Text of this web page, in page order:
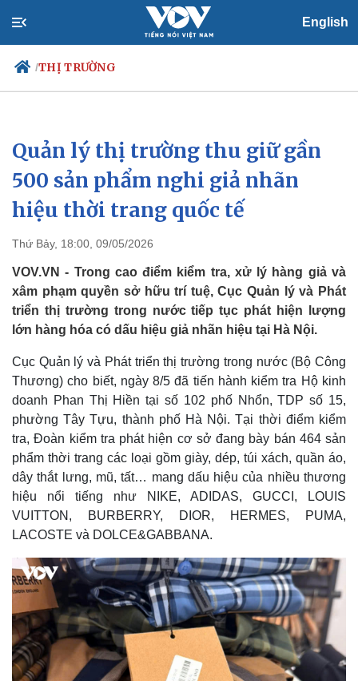
English
/THỊ TRƯỜNG
Chính trị
Đảng
Tổ chức nhân sự
Quốc hội
Nhận diện sự thật
Xã hội
Tin 24h
Dự báo thời tiết
Giáo dục
Quản lý thị trường thu giữ gần
500 sản phẩm nghi giả nhãn
hiệu thời trang quốc tế
Thứ Bảy, 18:00, 09/05/2026
VOV.VN - Trong cao điểm kiểm tra, xử lý hàng giả và
xâm phạm quyền sở hữu trí tuệ, Cục Quản lý và Phát
triển thị trường trong nước tiếp tục phát hiện lượng
lớn hàng hóa có dấu hiệu giả nhãn hiệu tại Hà Nội.
Cục Quản lý và Phát triển thị trường trong nước (Bộ Công
Thương) cho biết, ngày 8/5 đã tiến hành kiểm tra Hộ kinh
doanh Phan Thị Hiền tại số 102 phố Nhổn, TDP số 15,
phường Tây Tựu, thành phố Hà Nội. Tại thời điểm kiểm
tra, Đoàn kiểm tra phát hiện cơ sở đang bày bán 464 sản
phẩm thời trang các loại gồm giày, dép, túi xách, quần áo,
dây thắt lưng, mũ, tất… mang dấu hiệu của nhiều thương
hiệu nổi tiếng như NIKE, ADIDAS, GUCCI, LOUIS
VUITTON, BURBERRY, DIOR, HERMES, PUMA,
LACOSTE và DOLCE&GABBANA.